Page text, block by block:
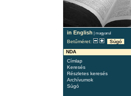
in English | magyarul
Betűméret:
Súgó
NDA
Címlap
Keresés
Részletes keresés
Archívumok
Súgó